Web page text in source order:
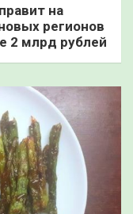
на
регионов
2 млрд рублей